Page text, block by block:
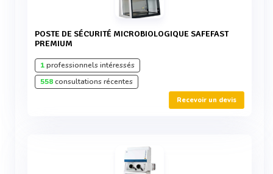
POSTE DE SÉCURITÉ MICROBIOLOGIQUE SAFEFAST
PREMIUM
1professionnels intéressés
558consultations récentes
Recevoir un devis